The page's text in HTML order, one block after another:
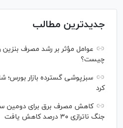
جدیدترین مطالب
عوامل مؤثر بر رشد مصرف بنزین
چیست؟
کرد
کاهش مصرف برق برای دومین
جنگ ناترازی ۳۰ درصد کاهش یافت